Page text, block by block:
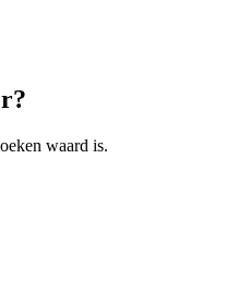
waard is.